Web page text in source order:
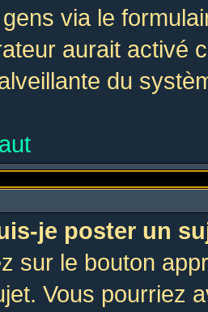
via le
aurait activé
du
je poster un
sur le bouton
Vous pourriez